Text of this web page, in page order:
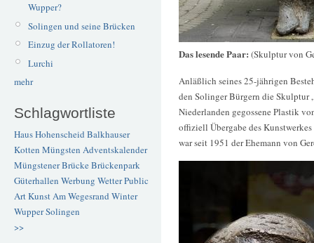
Wupper?
Solingen und seine Brücken
Einzug der Rollatoren!
Lurchi
mehr
Schlagwortliste
Haus Hohenscheid Balkhauser
Kotten Müngsten Adventskalender
Müngstener BrückeBrückenpark
Güterhallen Werbung WetterPublic
ArtKunstAm Wegesrand Winter
WupperSolingen
>>
Das lesende Paar: (Skulptur von
Anläßlich seines 25-jährigen
den Solinger Bürgern die Skulptur
Niederlanden gegossene Plastik
offiziell Übergabe des
war seit 1951 der Ehemann von